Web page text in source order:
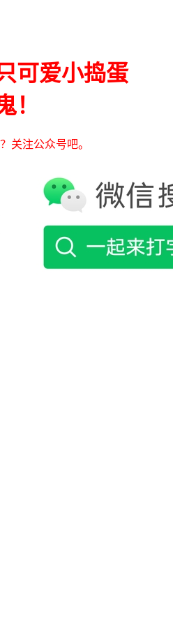
可爱小捣蛋
！
关注公众号吧。